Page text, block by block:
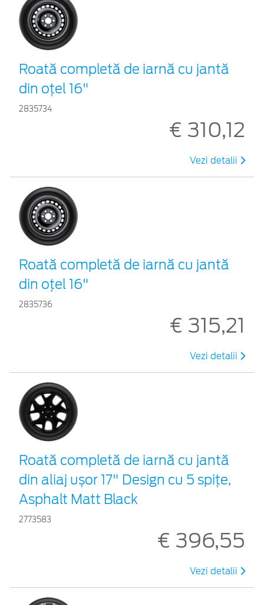
Roată completă de iarnă cu jantă
din oțel 16"
2835734
€ 310,12
Vezi detalii
Roată completă de iarnă cu jantă
din oțel 16"
2835736
€ 315,21
Vezi detalii
Roată completă de iarnă cu jantă
din aliaj ușor 17" Design cu 5 spițe,
Asphalt Matt Black
2773583
€ 396,55
Vezi detalii